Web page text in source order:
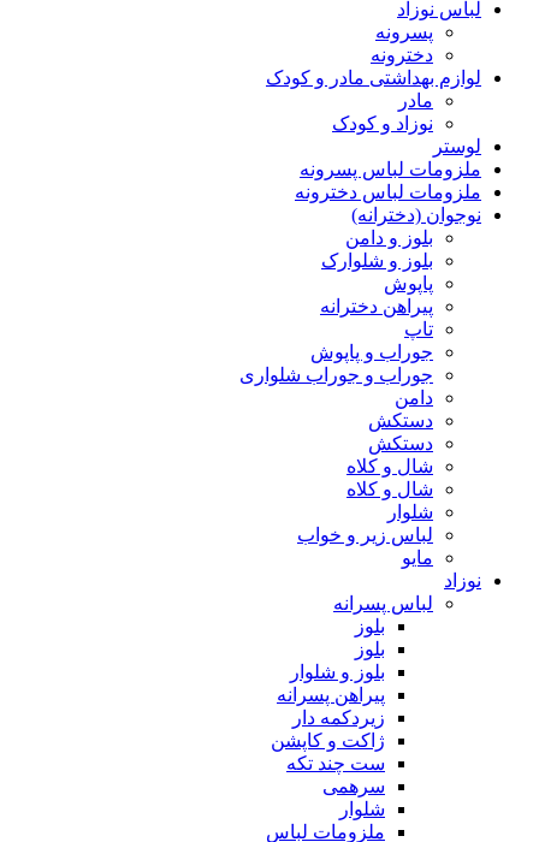
لباس نوزاد
پسرونه
دخترونه
لوازم بهداشتی مادر و کودک
مادر
نوزاد و کودک
لوستر
ملزومات لباس پسرونه
ملزومات لباس دخترونه
نوجوان (دخترانه)
بلوز و دامن
بلوز و شلوارک
پاپوش
پیراهن دخترانه
تاپ
جوراب و پاپوش
جوراب و جوراب شلواری
دامن
دستکش
دستکش
شال و کلاه
شال و کلاه
شلوار
لباس زیر و خواب
مایو
نوزاد
لباس پسرانه
بلوز
بلوز
بلوز و شلوار
پیراهن پسرانه
زیردکمه دار
ژاکت و کاپشن
ست چند تکه
سرهمی
شلوار
ملزومات لباس